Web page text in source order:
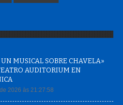
UN MUSICAL SOBRE CHAVELA»
AUDITORIUM EN
2026 às 21:27:58